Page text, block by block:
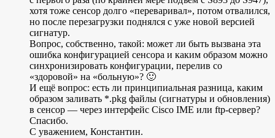
хотя тоже сенсор долго «переваривал», потом отвалился,
но после перезагрузки поднялся с уже новой версией
сигнатур.
Вопрос, собственно, такой: может ли быть вызвана эта
ошибка конфигурацией сенсора и каким образом можно
синхронизировать конфигурации, перелив со
«здоровой» на «больную»? 🙂
И ещё вопрос: есть ли принципиальная разница, каким
образом заливать *.pkg файлы (сигнатуры и обновления)
в сенсор — через интерфейс Cisco IME или ftp-сервер?
Спасибо.
С уважением, Константин.